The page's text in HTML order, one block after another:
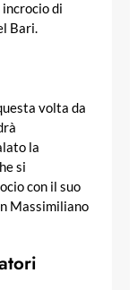
di
Bari.
volta da
la
si
con il suo
Massimiliano